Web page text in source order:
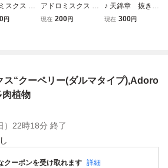
スクス レ
アン ポッ
円
アドロミスクス ク
ーペリー 白肌 ポ
現在 200円
♪ 天錦章 抜き
苗 アドロミスク
現在 300円
ス“クーペリー(ダルマタイプ),Adoro
植物
）22時18分 終了
クーポンを受け取れます 詳細